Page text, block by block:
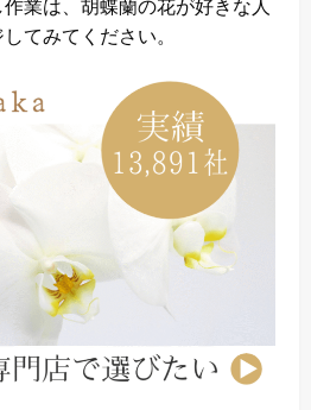
業は、胡蝶蘭の花が好きな人
てみてください。